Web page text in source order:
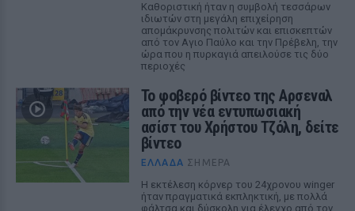
Καθοριστική ήταν η συμβολή τεσσάρων
ιδιωτών στη μεγάλη επιχείρηση
απομάκρυνσης πολιτών και επισκεπτών
από τον Αγιο Παύλο και την Πρέβελη, την
ώρα που η πυρκαγιά απειλούσε τις δύο
περιοχές
Το φοβερό βίντεο της Αρσεναλ
από την νέα εντυπωσιακή
ασίστ του Χρήστου Τζόλη, δείτε
βίντεο
ΕΛΛΆΔΑ ΣΉΜΕΡΑ
Η εκτέλεση κόρνερ του 24χρονου winger
ήταν πραγματικά εκπληκτική, με πολλά
φάλτσα και δύσκολη για έλεγχο από τον